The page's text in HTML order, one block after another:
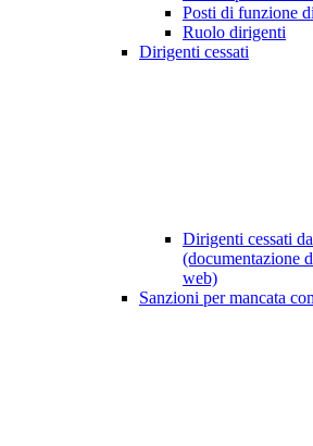
Posti di funzione
Ruolo dirigenti
Dirigenti cessati
Dirigenti cessati
(documentazione
web)
Sanzioni per mancata